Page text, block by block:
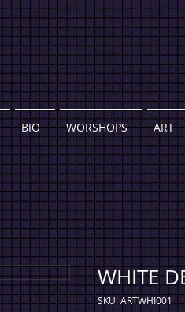
BIO WORSHOPS ART
WHITE
SKU: ARTWHI001